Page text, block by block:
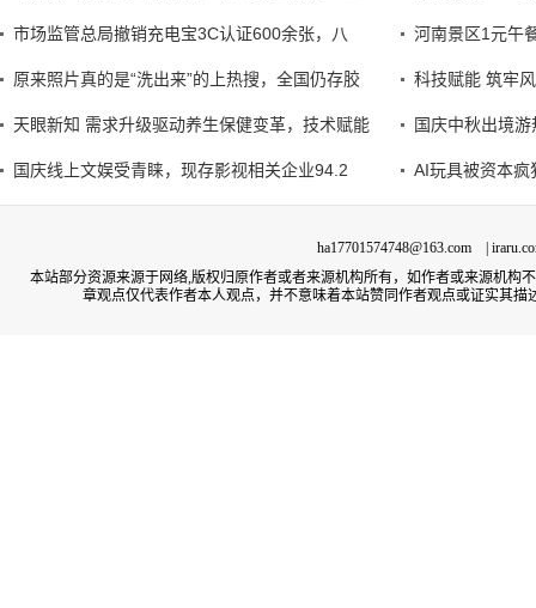
市场监管总局撤销充电宝3C认证600余张，八 河南景区1元午
原来照片真的是“洗出来”的上热搜，全国仍存胶 科技赋能 筑牢
天眼新知 需求升级驱动养生保健变革，技术赋能 国庆中秋出境
国庆线上文娱受青睐，现存影视相关企业94.2 AI玩具被资本
ha17701574748@163.com |
本站部分资源来源于网络,版权归原作者或者来源机构所有，如作者或来源机
章观点仅代表作者本人观点，并不意味着本站赞同作者观点或证实其